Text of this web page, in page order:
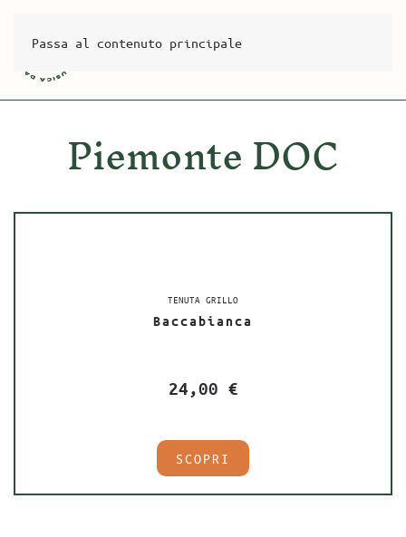
Passa al contenuto principale
Piemonte DOC
TENUTA GRILLO
Baccabianca
24,00 €
SCOPRI